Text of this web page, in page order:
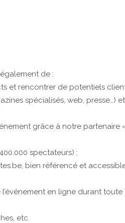
de :
et rencontrer de potentiels
spécialisés, web, presse…) et
grâce à notre partenaire
spectateurs) ;
bien référencé et
en ligne durant toute
etc.